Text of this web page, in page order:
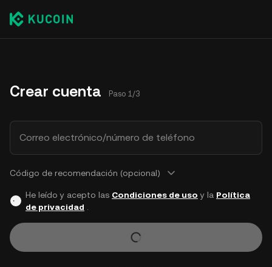
Crear cuenta Paso 1/3
Correo electrónico/número de teléfono
Código de recomendación (opcional)
He leído y acepto las Condiciones de uso y la Política
de privacidad